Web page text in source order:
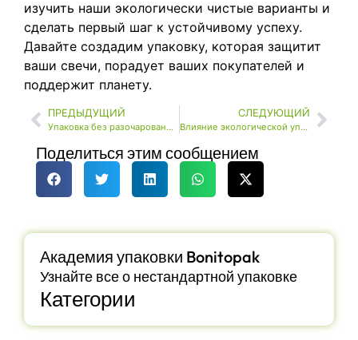
изучить наши экологически чистые варианты и
сделать первый шаг к устойчивому успеху.
Давайте создадим упаковку, которая защитит
ваши свечи, порадует ваших покупателей и
поддержит планету.
ПРЕДЫДУЩИЙ
Упаковка без разочарований: Упрощение потребительского опыта и устойчивое развитие
СЛЕДУЮЩИЙ
Влияние экологической упаковки на окружающую среду: Почему это важно для вашего бизнеса и планеты
Поделиться этим сообщением
Академия упаковки Bonitopak
Узнайте все о нестандартной упаковке
Категории